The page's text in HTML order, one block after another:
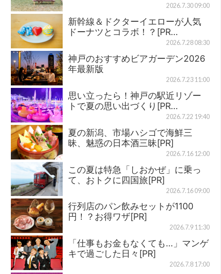
2026.7.30 09:00
新幹線＆ドクターイエローが人気
ドーナツとコラボ！？[PR…
2026.7.28 08:30
神戸のおすすめビアガーデン2026
年最新版
2026.7.23 11:00
思い立ったら！神戸の駅近リゾー
トで夏の思い出づくり[PR…
2026.7.22 19:40
夏の新潟、市場ハシゴで海鮮三
昧、魅惑の日本酒三昧[PR]
2026.7.16 12:00
この夏は特急「しおかぜ」に乗っ
て、おトクに四国旅[PR]
2026.7.16 09:00
行列店のパン飲みセットが1100
円！？お得ワザ[PR]
2026.7.9 11:30
「仕事もお金もなくても…」マンゲ
キで過ごした日々[PR]
2026.7.8 17:00